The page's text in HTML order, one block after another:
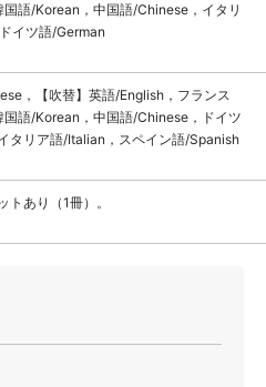
語/Korean，中国語/Chinese，イタリ
イツ語/German
，【吹替】英語/English，フランス
語/Korean，中国語/Chinese，ドイツ
タリア語/Italian，スペイン語/Spanish
トあり（1冊）。